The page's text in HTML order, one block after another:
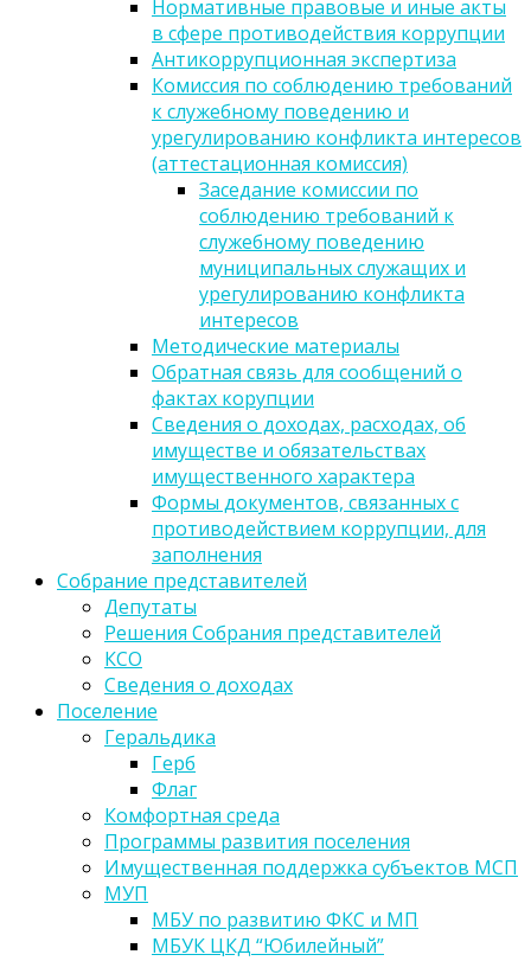
Нормативные правовые и иные акты
в сфере противодействия коррупции
Антикоррупционная экспертиза
Комиссия по соблюдению требований
к служебному поведению и
урегулированию конфликта интересов
(аттестационная комиссия)
Заседание комиссии по
соблюдению требований к
служебному поведению
муниципальных служащих и
урегулированию конфликта
интересов
Методические материалы
Обратная связь для сообщений о
фактах корупции
Сведения о доходах, расходах, об
имуществе и обязательствах
имущественного характера
Формы документов, связанных с
противодействием коррупции, для
заполнения
Собрание представителей
Депутаты
Решения Собрания представителей
КСО
Сведения о доходах
Поселение
Геральдика
Герб
Флаг
Комфортная среда
Программы развития поселения
Имущественная поддержка субъектов МСП
МУП
МБУ по развитию ФКС и МП
МБУК ЦКД “Юбилейный”